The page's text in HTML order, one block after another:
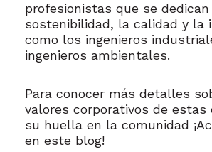
profesionistas que se
sostenibilidad, la calidad y la
como los ingenieros
ingenieros ambientales.
Para conocer más detalles
valores corporativos de estas
su huella en la comunidad
en este blog!